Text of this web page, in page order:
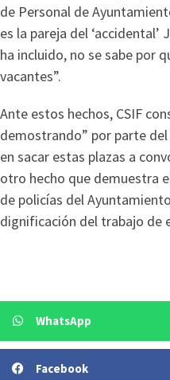
de Personal de
es la pareja del
ha incluido, no se sabe por
vacantes”.
Ante estos hechos, CSIF
demostrando” por parte
en sacar estas plazas a
otro hecho que demuestra
de policías del
dignificación del trabajo de
WhatsApp
Facebook